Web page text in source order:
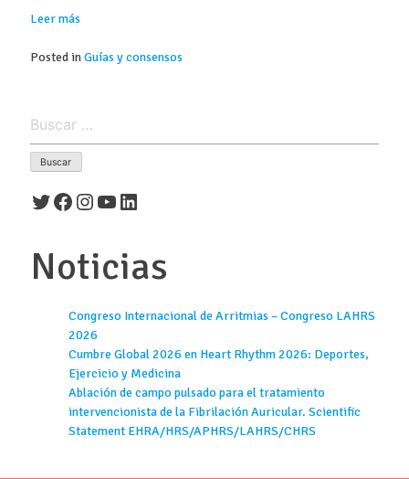
Leer más
Posted inGuías y consensos
Twitter
Facebook
Instagram
YouTube
LinkedIn
Noticias
Congreso Internacional de Arritmias – Congreso LAHRS
2026
Cumbre Global 2026 en Heart Rhythm 2026: Deportes,
Ejercicio y Medicina
Ablación de campo pulsado para el tratamiento
intervencionista de la Fibrilación Auricular. Scientific
Statement EHRA/HRS/APHRS/LAHRS/CHRS